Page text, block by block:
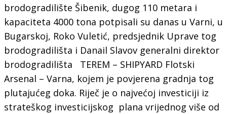
brodogradilište Šibenik, dugog 110 metara i
kapaciteta 4000 tona potpisali su danas u Varni, u
Bugarskoj, Roko Vuletić, predsjednik Uprave tog
brodogradilišta i Danail Slavov generalni direktor
brodogradilišta TEREM – SHIPYARD Flotski
Arsenal – Varna, kojem je povjerena gradnja tog
plutajućeg doka. Riječ je o najvećoj investiciji iz
strateškog investicijskog plana vrijednog više od